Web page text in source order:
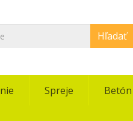
Hľadať
Spreje Betón